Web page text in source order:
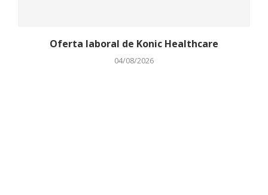
Oferta laboral de Konic Healthcare
04/08/2026